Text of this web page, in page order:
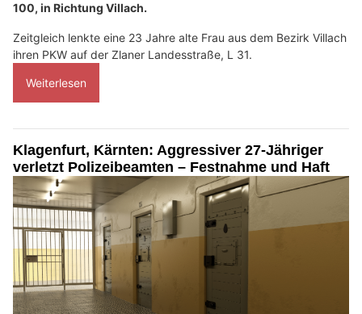
100, in Richtung Villach.
Zeitgleich lenkte eine 23 Jahre alte Frau aus dem Bezirk Villach
ihren PKW auf der Zlaner Landesstraße, L 31.
Weiterlesen
Klagenfurt, Kärnten: Aggressiver 27-Jähriger
verletzt Polizeibeamten – Festnahme und Haft